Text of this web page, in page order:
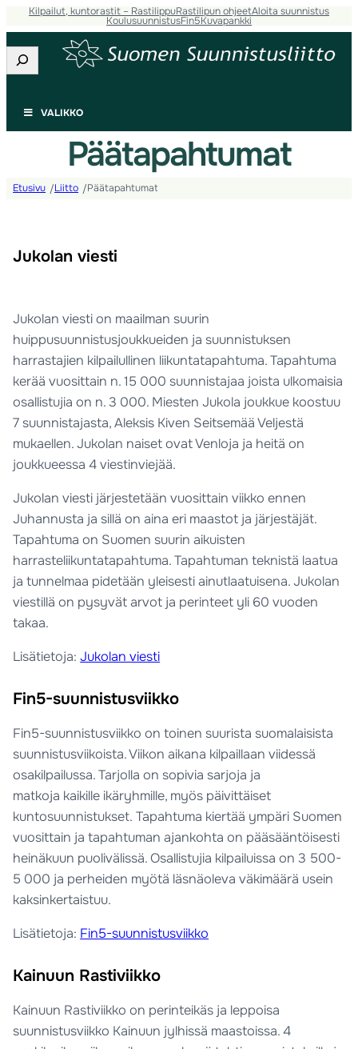
Kilpailut, kuntorastit – RastilippuRastilipun ohjeetAloita suunnistus
KoulusuunnistusFin5Kuvapankki
Etsi
VALIKKO
Päätapahtumat
Etusivu /Liitto /Päätapahtumat
Jukolan viesti
Jukolan viesti on maailman suurin
huippusuunnistusjoukkueiden ja suunnistuksen
harrastajien kilpailullinen liikuntatapahtuma. Tapahtuma
kerää vuosittain n. 15 000 suunnistajaa joista ulkomaisia
osallistujia on n. 3 000. Miesten Jukola joukkue koostuu
7 suunnistajasta, Aleksis Kiven Seitsemää Veljestä
mukaellen. Jukolan naiset ovat Venloja ja heitä on
joukkueessa 4 viestinviejää.
Jukolan viesti järjestetään vuosittain viikko ennen
Juhannusta ja sillä on aina eri maastot ja järjestäjät.
Tapahtuma on Suomen suurin aikuisten
harrasteliikuntatapahtuma. Tapahtuman teknistä laatua
ja tunnelmaa pidetään yleisesti ainutlaatuisena. Jukolan
viestillä on pysyvät arvot ja perinteet yli 60 vuoden
takaa.
Lisätietoja:Jukolan viesti
Fin5-suunnistusviikko
Fin5-suunnistusviikko on toinen suurista suomalaisista
suunnistusviikoista. Viikon aikana kilpaillaan viidessä
osakilpailussa. Tarjolla on sopivia sarjoja ja
matkoja kaikille ikäryhmille, myös päivittäiset
kuntosuunnistukset. Tapahtuma kiertää ympäri Suomen
vuosittain ja tapahtuman ajankohta on pääsääntöisesti
heinäkuun puolivälissä. Osallistujia kilpailuissa on 3 500-
5 000 ja perheiden myötä läsnäoleva väkimäärä usein
kaksinkertaistuu.
Lisätietoja: Fin5-suunnistusviikko
Kainuun Rastiviikko
Kainuun Rastiviikko on perinteikäs ja leppoisa
suunnistusviikko Kainuun jylhissä maastoissa. 4